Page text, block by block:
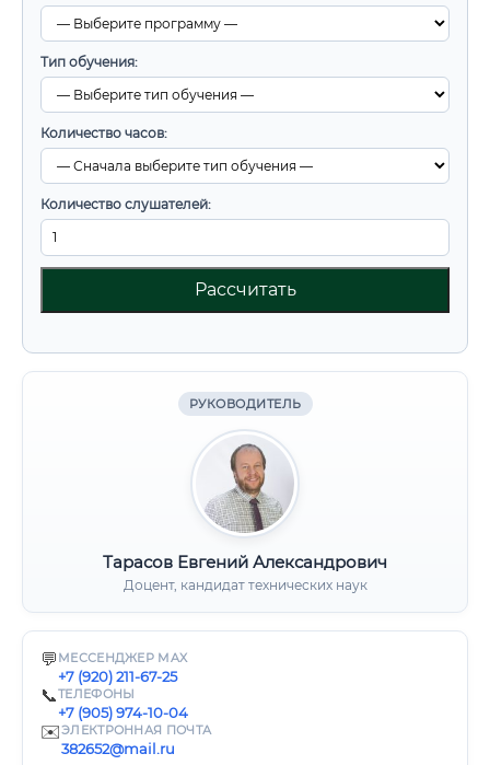
Тип обучения:
Количество часов:
Количество слушателей:
Рассчитать
РУКОВОДИТЕЛЬ
Тарасов Евгений Александрович
Доцент, кандидат технических наук
💬 МЕССЕНДЖЕР MAX
+7 (920) 211-67-25
📞ТЕЛЕФОНЫ
+7 (905) 974-10-04
✉️ЭЛЕКТРОННАЯ ПОЧТА
382652@mail.ru